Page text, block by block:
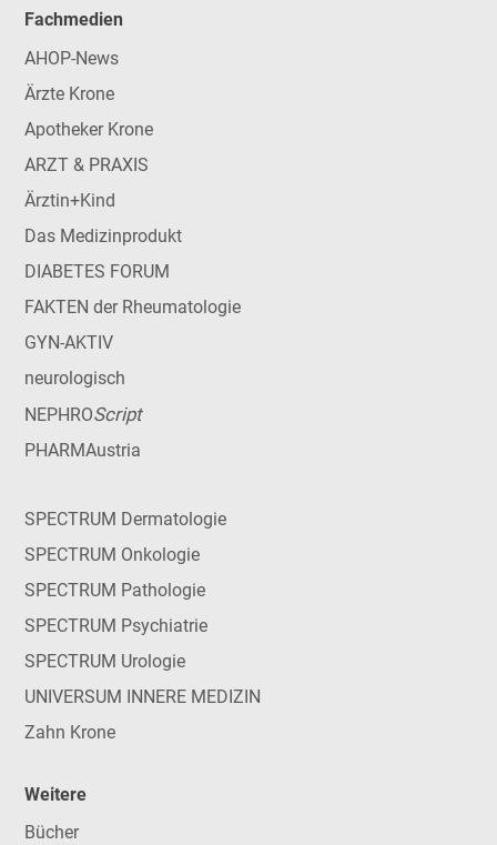
Fachmedien
AHOP-News
Ärzte Krone
Apotheker Krone
ARZT & PRAXIS
Ärztin+Kind
Das Medizinprodukt
DIABETES FORUM
FAKTEN der Rheumatologie
GYN-AKTIV
neurologisch
NEPHROScript
PHARMAustria
SPECTRUM Dermatologie
SPECTRUM Onkologie
SPECTRUM Pathologie
SPECTRUM Psychiatrie
SPECTRUM Urologie
UNIVERSUM INNERE MEDIZIN
Zahn Krone
Weitere
Bücher